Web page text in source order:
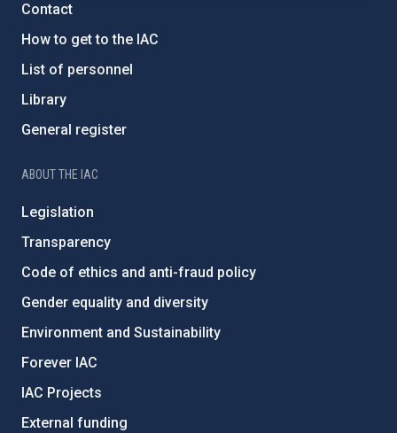
Contact
How to get to the IAC
List of personnel
Library
General register
ABOUT THE IAC
Legislation
Transparency
Code of ethics and anti-fraud policy
Gender equality and diversity
Environment and Sustainability
Forever IAC
IAC Projects
External funding